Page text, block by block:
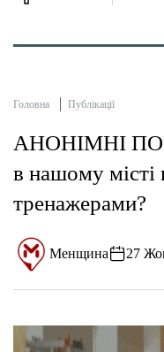
Головна Публікації
АНОНІМНІ
в нашому місті
тренажерами?
Менщина 27